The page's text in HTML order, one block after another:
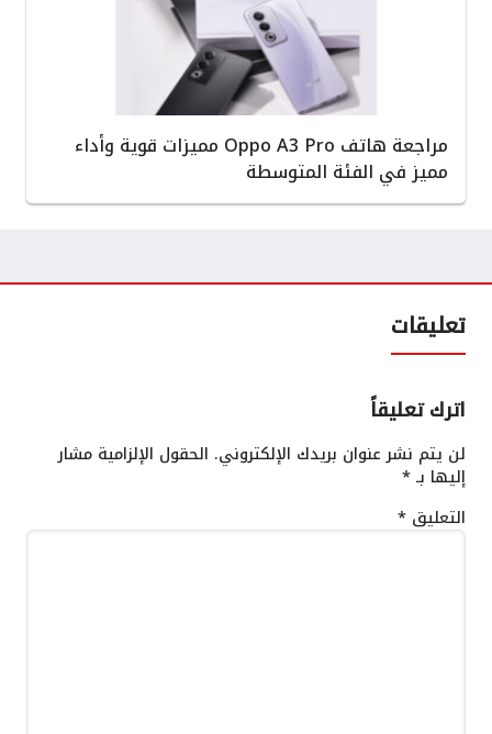
مراجعة هاتف Oppo A3 Pro مميزات قوية وأداء
مميز في الفئة المتوسطة
تعليقات
اترك تعليقاً
لن يتم نشر عنوان بريدك الإلكتروني. الحقول الإلزامية مشار
إليها بـ*
التعليق *